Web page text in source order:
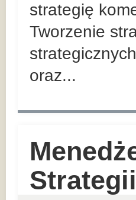
strategię
Tworzenie
oraz...